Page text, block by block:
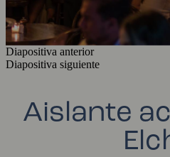
Diapositiva anterior
Diapositiva siguiente
Aislante